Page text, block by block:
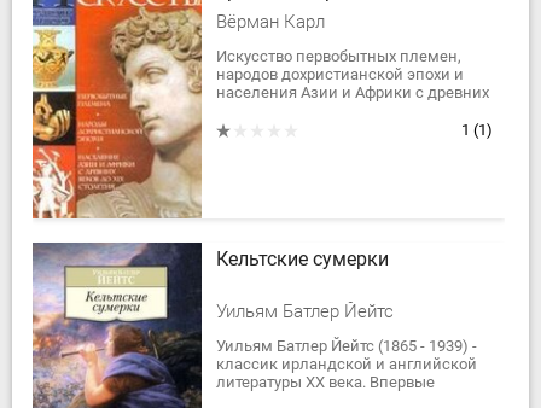
Вёрман Карл
Искусство первобытных племен,
народов дохристианской эпохи и
населения Азии и Африки с древних
искусства всех времен и народов, т.
1 (1)
Кельтские сумерки
Уильям Батлер Йейтс
Уильям Батлер Йейтс (1865 - 1939) -
классик ирландской и английской
литературы ХХ века. Впервые